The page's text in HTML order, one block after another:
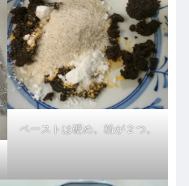
ペーストは硬め。粉が２つ。